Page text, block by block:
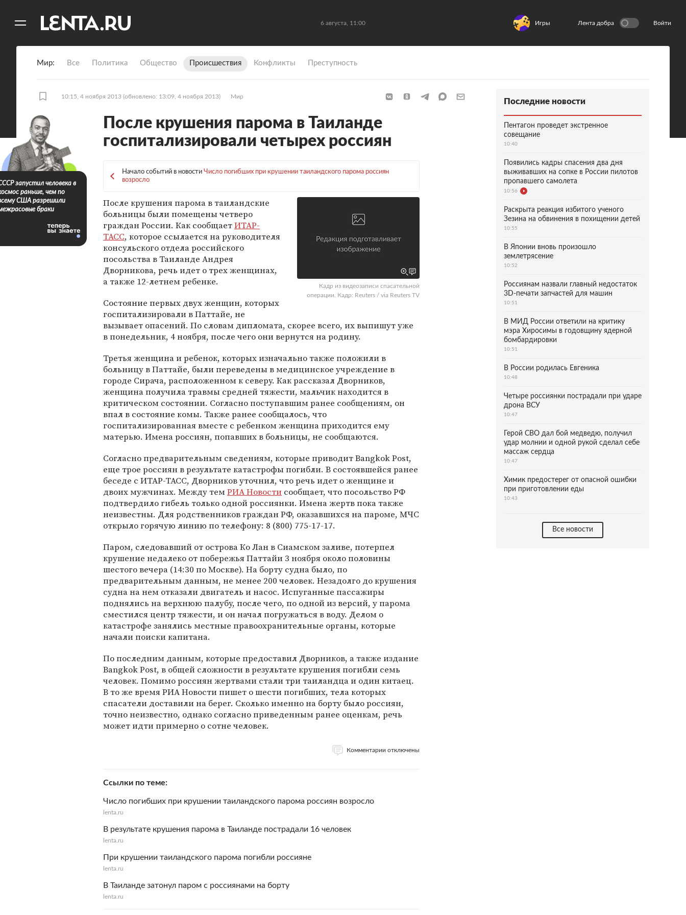
6 августа, 11:00 Игры Лента добра Войти
Мир Все Политика Общество Происшествия Конфликты Преступность
10:15, 4 ноября 2013 (обновлено: 13:09, 4 ноября 2013) Мир
После крушения парома в Таиланде
госпитализировали четырех россиян
Начало событий в новости Число погибших при крушении таиландского парома россиян
возросло
Кадр из видеозаписи спасательной
операции. Кадр: Reuters / via Reuters TV
После крушения парома в таиландские
больницы были помещены четверо
граждан России. Как сообщаетИТАР-
ТАСС, которое ссылается на руководителя
консульского отдела российского
посольства в Таиланде Андрея
Дворникова, речь идет о трех женщинах,
а также 12-летнем ребенке.
Состояние первых двух женщин, которых
госпитализировали в Паттайе, не
вызывает опасений. По словам дипломата, скорее всего, их выпишут уже
в понедельник, 4 ноября, после чего они вернутся на родину.
Третья женщина и ребенок, которых изначально также положили в
больницу в Паттайе, были переведены в медицинское учреждение в
городе Сирача, расположенном к северу. Как рассказал Дворников,
женщина получила травмы средней тяжести, мальчик находится в
критическом состоянии. Согласно поступавшим ранее сообщениям, он
впал в состояние комы. Также ранее сообщалось, что
госпитализированная вместе с ребенком женщина приходится ему
матерью. Имена россиян, попавших в больницы, не сообщаются.
Согласно предварительным сведениям, которые приводит Bangkok Post,
еще трое россиян в результате катастрофы погибли. В состоявшейся ранее
беседе с ИТАР-ТАСС, Дворников уточнил, что речь идет о женщине и
двоих мужчинах. Между темРИА Новости сообщает, что посольство РФ
подтвердило гибель только одной россиянки. Имена жертв пока также
неизвестны. Для родственников граждан РФ, оказавшихся на пароме, МЧС
открыло горячую линию по телефону: 8 (800) 775-17-17.
Паром, следовавший от острова Ко Лан в Сиамском заливе, потерпел
крушение недалеко от побережья Паттайи 3 ноября около половины
шестого вечера (14:30 по Москве). На борту судна было, по
предварительным данным, не менее 200 человек. Незадолго до крушения
судна на нем отказали двигатель и насос. Испуганные пассажиры
поднялись на верхнюю палубу, после чего, по одной из версий, у парома
сместился центр тяжести, и он начал погружаться в воду. Делом о
катастрофе занялись местные правоохранительные органы, которые
начали поиски капитана.
По последним данным, которые предоставил Дворников, а также издание
Bangkok Post, в общей сложности в результате крушения погибли семь
человек. Помимо россиян жертвами стали три таиландца и один китаец.
В то же время РИА Новости пишет о шести погибших, тела которых
спасатели доставили на берег. Сколько именно на борту было россиян,
точно неизвестно, однако согласно приведенным ранее оценкам, речь
может идти примерно о сотне человек.
Комментарии отключены
Ссылки по теме
Число погибших при крушении таиландского парома россиян возросло
lenta.ru
В результате крушения парома в Таиланде пострадали 16 человек
lenta.ru
При крушении таиландского парома погибли россияне
lenta.ru
В Таиланде затонул паром с россиянами на борту
lenta.ru
запустил человека в
раньше, чем по
США разрешили
браки
Последние новости
Пентагон проведет экстренное
совещание
10:40
Появились кадры спасения два дня
выживавших на сопке в России пилотов
пропавшего самолета
10:56
Раскрыта реакция избитого ученого
Зезина на обвинения в похищении детей
10:55
В Японии вновь произошло
землетрясение
10:52
Россиянам назвали главный недостаток
3D-печати запчастей для машин
10:51
В МИД России ответили на критику
мэра Хиросимы в годовщину ядерной
бомбардировки
10:51
В России родилась Евгеника
10:48
Четыре россиянки пострадали при ударе
дрона ВСУ
10:47
Герой СВО дал бой медведю, получил
удар молнии и одной рукой сделал себе
массаж сердца
10:47
Химик предостерег от опасной ошибки
при приготовлении еды
10:43
Все новости